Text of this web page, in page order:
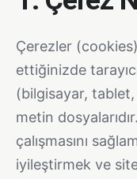
Çerezler
ettiğinizde
(bilgisayar,
metin
çalışmasını
iyileştirmek ve